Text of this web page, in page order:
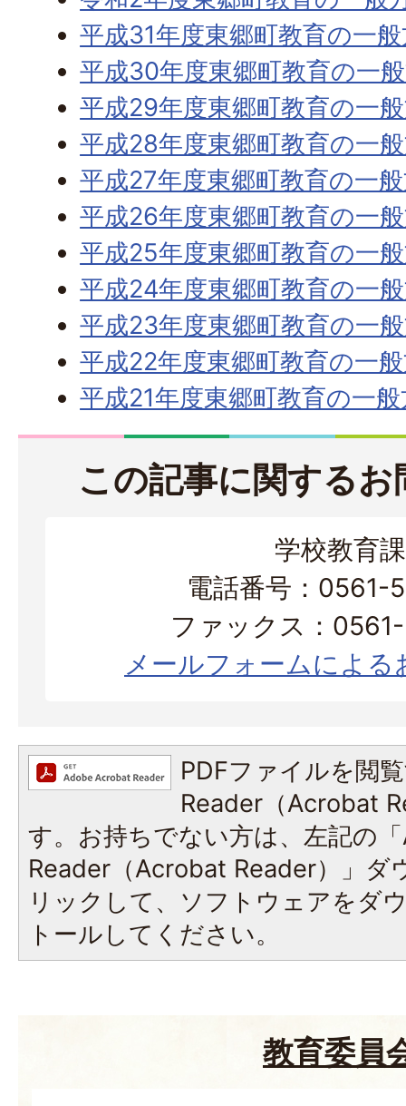
平成31年度東郷町教育の一
平成30年度東郷町教育の一
平成29年度東郷町教育の一
平成28年度東郷町教育の一
平成27年度東郷町教育の一
平成26年度東郷町教育の一
平成25年度東郷町教育の一
平成24年度東郷町教育の一
平成23年度東郷町教育の一
平成22年度東郷町教育の一
平成21年度東郷町教育の一
この記事に関する
学校教育課
電話番号：0561-
ファックス：
メールフォームによる
PDFファイルを閲
Reader（Acrobat
す。お持ちでない方は、左記の
Reader（Acrobat Reader）」ダ
リックして、ソフトウェアをダ
トールしてください。
教育委員